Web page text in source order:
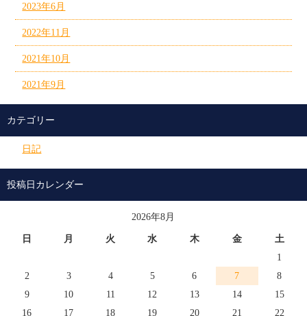
2023年6月
2022年11月
2021年10月
2021年9月
カテゴリー
日記
投稿日カレンダー
2026年8月
日 月 火 水 木 金
土
1
2
3 4 5 6 7
8
9
10 11 12 13 14
15
16
17 18 19 20 21 22